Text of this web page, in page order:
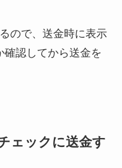
ので、送金時に表示
確認してから送金を
ェックに送金す